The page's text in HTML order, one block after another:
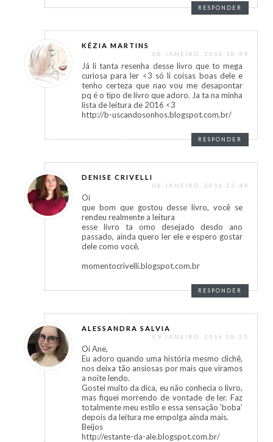
RESPONDER
KÉZIA MARTINS
08 JANEIRO, 2016 18:54
Já li tanta resenha desse livro que to mega
curiosa para ler <3 só li coisas boas dele e
tenho certeza que nao vou me desapontar
pq é o tipo de livro que adoro. Ja ta na minha
lista de leitura de 2016 <3
http://b-uscandosonhos.blogspot.com.br/
RESPONDER
DENISE CRIVELLI
08 JANEIRO, 2016 23:49
Oi
que bom que gostou desse livro, você se
rendeu realmente a leitura
esse livro ta omo desejado desdo ano
passado, ainda quero ler ele e espero gostar
dele como você.
momentocrivelli.blogspot.com.br
RESPONDER
ALESSANDRA SALVIA
09 JANEIRO, 2016 08:25
Oi Ane,
Eu adoro quando uma história mesmo clichê,
nos deixa tão ansiosas por mais que viramos
a noite lendo.
Gostei muito da dica, eu não conhecia o livro,
mas fiquei morrendo de vontade de ler. Faz
totalmente meu estilo e essa sensação 'boba'
depois da leitura me empolga ainda mais.
Beijos
http://estante-da-ale.blogspot.com.br/